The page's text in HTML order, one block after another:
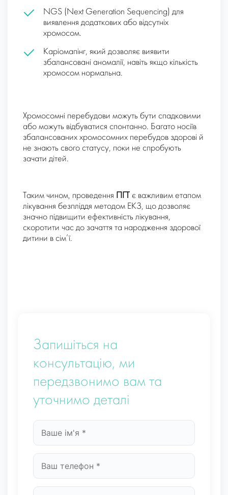
NGS (Next Generation Sequencing) для
виявлення додаткових або відсутніх
хромосом.
Каріомапінг, який дозволяє виявити
збалансовані аномалії, навіть якщо кількість
хромосом нормальна.
Хромосомні перебудови можуть бути спадковими
або можуть відбуватися спонтанно. Багато носіїв
збалансованих хромосомних перебудов здорові й
не знають свого статусу, поки не спробують
зачати дітей.
Таким чином, проведення ПГТ є важливим етапом
лікування безпліддя методом ЕКЗ, що дозволяє
значно підвищити ефективність лікування,
скоротити час до зачаття та народження здорової
дитини в сім’ї.
Запишіться на
консультацію, ми
передзвонимо вам та
уточнимо деталі